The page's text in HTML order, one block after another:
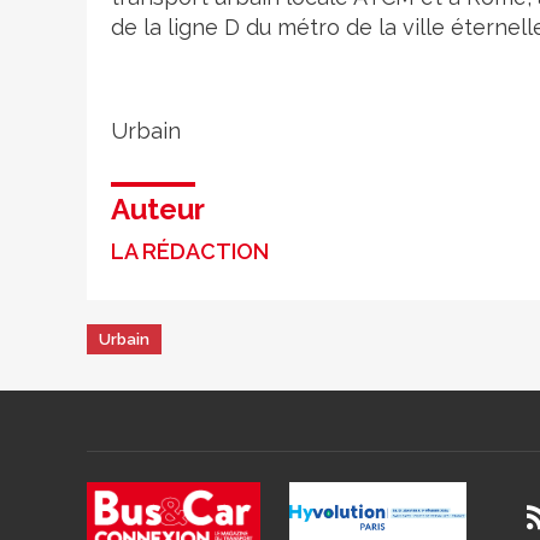
de la ligne D du métro de la ville
Urbain
Auteur
LA RÉDACTION
Urbain